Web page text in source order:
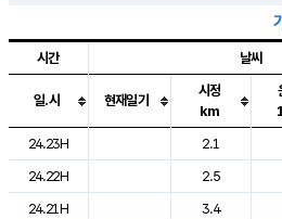
도시별 기상실황표로 지점, 날씨, 기온,
시간 날씨
일.시 현재일기
시정
km
24.23H
2.1
24.22H
2.5
24.21H
3.4